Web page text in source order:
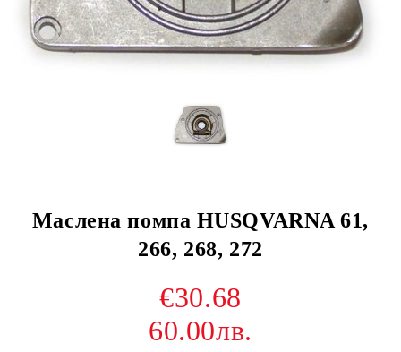
Маслена помпа HUSQVARNA 61,
266, 268, 272
€30.68
60.00лв.